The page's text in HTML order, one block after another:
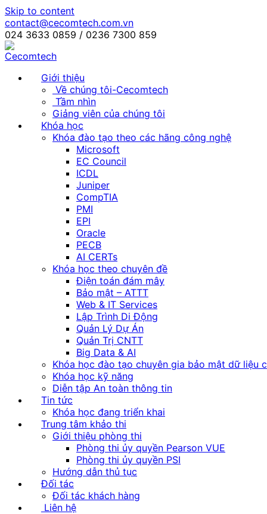
Skip to content
contact@cecomtech.com.vn
024 3633 0859 / 0236 7300 859
Giới thiệu
Về chúng tôi-Cecomtech
Tầm nhìn
Giảng viên của chúng tôi
Khóa học
Khóa đào tạo theo các hãng công nghệ
Microsoft
EC Council
ICDL
Juniper
CompTIA
PMI
EPI
Oracle
PECB
AI CERTs
Khóa học theo chuyên đề
Điện toán đám mây
Bảo mật – ATTT
Web & IT Services
Lập Trình Di Động
Quản Lý Dự Án
Quản Trị CNTT
Big Data & AI
Khóa học đào tạo chuyên gia bảo mật dữ liệu
Khóa học kỹ năng
Diễn tập An toàn thông tin
Tin tức
Khóa học đang triển khai
Trung tâm khảo thi
Giới thiệu phòng thi
Phòng thi ủy quyền Pearson VUE
Phòng thi ủy quyền PSI
Hướng dẫn thủ tục
Đối tác
Đối tác khách hàng
Liên hệ